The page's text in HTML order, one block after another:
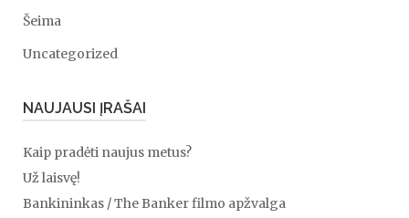
Šeima
Uncategorized
NAUJAUSI ĮRAŠAI
Kaip pradėti naujus metus?
Už laisvę!
Bankininkas / The Banker filmo apžvalga